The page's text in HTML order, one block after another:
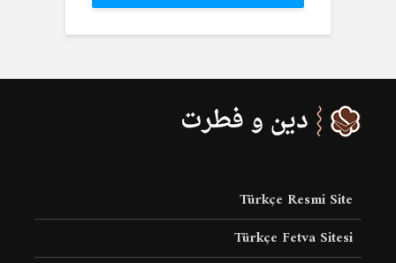
Türkçe Resmi Site
Türkçe Fetva Sitesi